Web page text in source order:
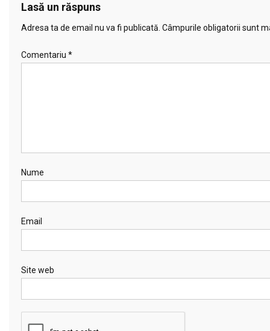
Lasă un răspuns
Adresa ta de email nu va fi publicată. Câmpurile obligatorii sunt
Comentariu *
Nume
Email
Site web